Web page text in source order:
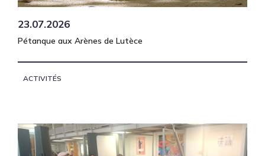
23.07.2026
Pétanque aux Arènes de Lutèce
ACTIVITÉS